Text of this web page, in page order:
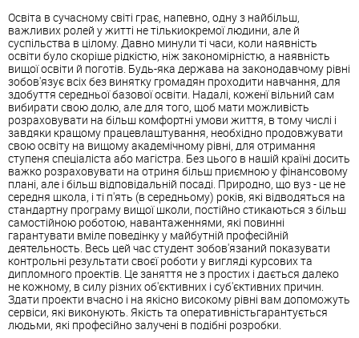
Освіта в сучасному світі грає, напевно, одну з найбільш,
важливих ролей у житті не тількиокремої людини, але й
суспільства в цілому. Давно минули ті часи, коли наявність
освіти було скоріше рідкістю, ніж закономірністю, а наявність
вищої освіти й поготів. Будь-яка держава на законодавчому рівні
зобов'язує всіх без винятку громадян проходити навчання, для
здобуття середньої базової освіти. Надалі, коженї вільний сам
вибирати свою долю, але для того, щоб мати можливість
розраховувати на більш комфортні умови життя, в тому числі і
завдяки кращому працевлаштування, необхідно продовжувати
свою освіту на вищому академічному рівні, для отримання
ступеня спеціаліста або магістра. Без цього в нашій країні досить
важко розраховувати на отриня більш приємною у фінансовому
плані, але і більш відповідальній посаді. Природно, що вуз - це не
середня школа, і ті п'ять (в середньому) років, які відводяться на
стандартну програму вищої школи, постійно стикаються з більш
самостійною роботою, навантаженнями, які повинні
гарантувати вміле поведінку у майбутній професійній
деятельность. Весь цей час студент зобов'язаний показувати
контрольні результати своєї роботи у вигляді курсових та
дипломного проектів. Це заняття не з простих і дається далеко
не кожному, в силу різних об'єктивних і суб'єктивних причин.
Здати проекти вчасно і на якісно високому рівні вам допоможуть
сервіси, які виконують. Якість та оперативністьгарантується
людьми, які професійно залучені в подібні розробки.